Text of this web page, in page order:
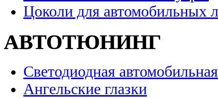
Цоколи для автомобильных
АВТОТЮНИНГ
Светодиодная
Ангельские глазки